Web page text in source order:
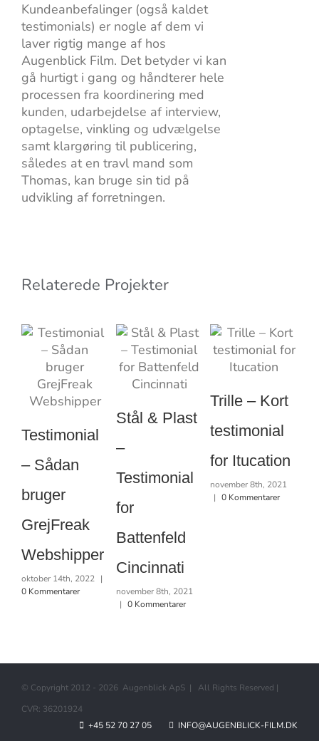
Kundeanbefalinger (også kaldet
testimonials) er nogle af dem vi
laver rigtig mange af hos
Augenblick Film. Det betyder vi kan
gå hurtigt i gang og håndterer hele
processen fra koordinering med
kunden, udarbejdelse af interview,
optagelse, vinkling og udvælgelse
samt klargøring til publicering,
således at en travl mand som
Thomas, kan bruge sin tid på
udvikling af forretningen.
Relaterede Projekter
Testimonial
– Sådan
bruger
GrejFreak
Webshipper
oktober 14th, 2022 |
0 Kommentarer
Stål & Plast
–
Testimonial
for
Battenfeld
Cincinnati
november 8th, 2021
| 0 Kommentarer
Trille – Kort
testimonial
for Itucation
november 8th, 2021
| 0 Kommentarer
© Copyright 2012 - 2026 Augenblick ApS | All Rights Reserved |
CVR: 36201924
+45 52 70 27 05
INFO@AUGENBLICK-FILM.DK